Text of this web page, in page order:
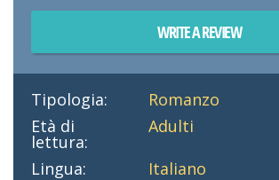
WRITE A REVIEW
Tipologia:
Romanzo
Età di
lettura:
Adulti
Lingua:
Italiano